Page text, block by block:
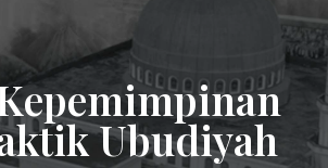
Ubudiyah